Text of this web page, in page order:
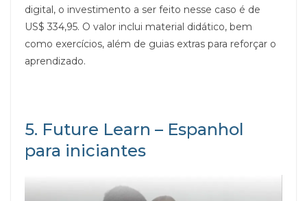
digital, o investimento a ser feito nesse caso é de
US$ 334,95. O valor inclui material didático, bem
como exercícios, além de guias extras para reforçar o
aprendizado.
5. Future Learn – Espanhol
para iniciantes